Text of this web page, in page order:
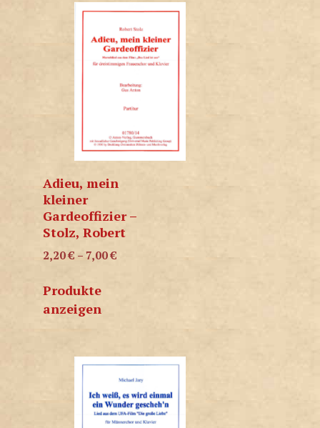
Adieu, mein
kleiner
Gardeoffizier –
Stolz, Robert
2,20€ – 7,00€
Produkte
anzeigen